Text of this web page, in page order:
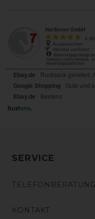
SERVICE
TELEFONBERATUNG
KONTAKT